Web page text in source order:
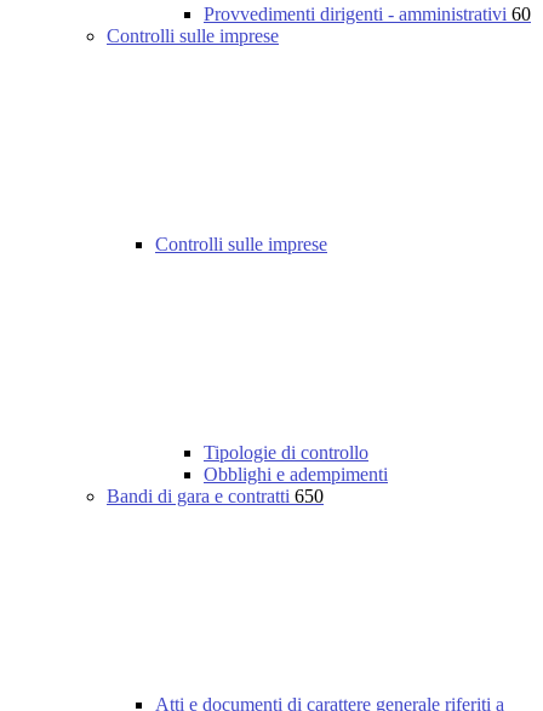
Provvedimenti dirigenti - amministrativi 60
Controlli sulle imprese
Controlli sulle imprese
Tipologie di controllo
Obblighi e adempimenti
Bandi di gara e contratti 650
Atti e documenti di carattere generale riferiti a